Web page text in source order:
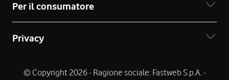
Per il consumatore
Privacy
© Copyright 2026 - Ragione sociale: Fastweb S.p.A. -